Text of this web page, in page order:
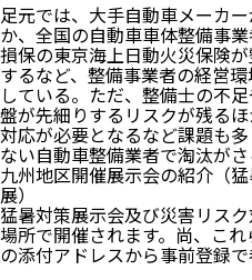
足元では、大手自動車メーカ
か、全国の自動車車体整備事
損保の東京海上日動火災保険
するなど、整備事業者の経営
している。ただ、整備士の不
盤が先細りするリスクが残る
対応が必要となるなど課題も
ない自動車整備業者で淘汰がさ
九州地区開催展示会の紹介（
展）
猛暑対策展示会及び災害リス
場所で開催されます。尚、こ
の添付アドレスから事前登録で